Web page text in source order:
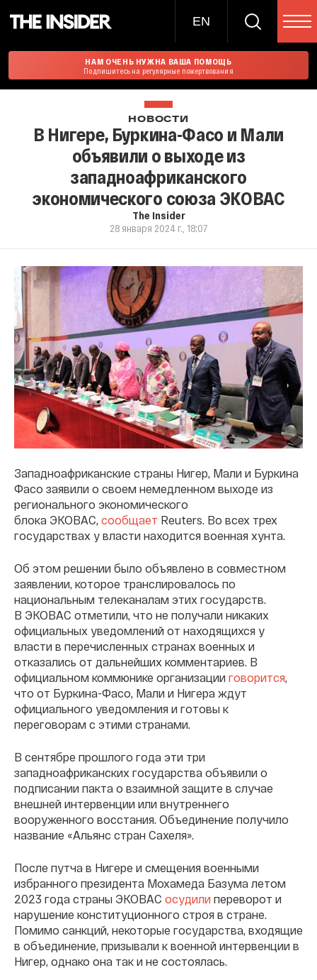
EN
НАМ ОЧЕНЬ НУЖНА ВАША ПОМОЩЬ
Подпишитесь на регулярные пожертвования
НОВОСТИ
В Нигере, Буркина-Фасо и Мали
объявили о выходе из
западноафриканского
экономического союза ЭКОВАС
The Insider
28 января 2024 г., 18:07
Западноафриканские страны Нигер, Мали и Буркина
Фасо заявили о своем немедленном выходе из
регионального экономического
блока ЭКОВАС, сообщает Reuters. Во всех трех
государствах у власти находится военная хунта.
Об этом решении было объявлено в совместном
заявлении, которое транслировалось по
национальным телеканалам этих государств.
В ЭКОВАС отметили, что не получали никаких
официальных уведомлений от находящихся у
власти в перечисленных странах военных и
отказались от дальнейших комментариев. В
официальном коммюнике организации говорится
что от Буркина-Фасо, Мали и Нигера ждут
официального уведомления и готовы к
переговорам с этими странами.
В сентябре прошлого года эти три
западноафриканских государства объявили о
подписании пакта о взаимной защите в случае
внешней интервенции или внутреннего
вооруженного восстания. Объединение получило
название «Альянс стран Сахеля».
После путча в Нигере и смещения военными
избранного президента Мохамеда Базума летом
2023 года страны ЭКОВАС осудили переворот и
нарушение конституционного строя в стране.
Помимо санкций, некоторые государства, входящие
в объединение, призывали к военной интервенции в
Нигер, однако она так и не состоялась.